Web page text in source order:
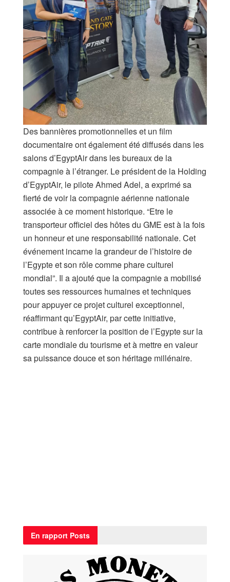
Des bannières promotionnelles et un film
documentaire ont également été diffusés dans les
salons d’EgyptAir dans les bureaux de la
compagnie à l’étranger. Le président de la Holding
d’EgyptAir, le pilote Ahmed Adel, a exprimé sa
fierté de voir la compagnie aérienne nationale
associée à ce moment historique. “Etre le
transporteur officiel des hôtes du GME est à la fois
un honneur et une responsabilité nationale. Cet
événement incarne la grandeur de l’histoire de
l’Egypte et son rôle comme phare culturel
mondial”. Il a ajouté que la compagnie a mobilisé
toutes ses ressources humaines et techniques
pour appuyer ce projet culturel exceptionnel,
réaffirmant qu’EgyptAir, par cette initiative,
contribue à renforcer la position de l’Egypte sur la
carte mondiale du tourisme et à mettre en valeur
sa puissance douce et son héritage millénaire.
En rapport Posts